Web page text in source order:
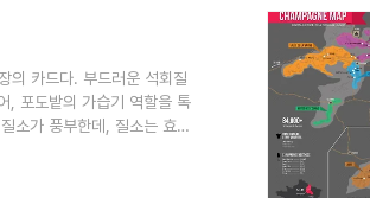
의 카드다. 부드러운 석회질
, 포도밭의 가습기 역할을 톡
소가 풍부한데, 질소는 효모
자라고 잘 익는다. 과일향